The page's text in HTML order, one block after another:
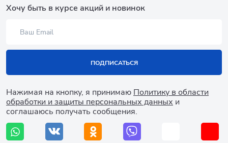
Хочу быть в курсе акций и новинок
ПОДПИСАТЬСЯ
Нажимая на кнопку, я принимаю Политику в области
обработки и защиты персональных данных и
соглашаюсь получать сообщения.